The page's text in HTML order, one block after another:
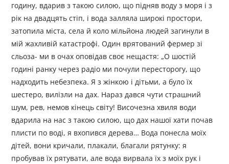
годину, вдарив з такою силою, що підняв воду з моря і з
рік на двадцять стіп, і вода залляла широкі простори,
затопила міста, села й коло мільйона людей загинули в
мій жахливій катастрофі. Один врятований фермер зі
сльоза- ми в очах оповідав своє нещастя: „О шостій
годині ранку через радіо ми почули пересторогу, що
надходить небезпека. Я з жінкою і дітьми, а було їх
шестеро, вилізли на дах. Нараз дався чути страшний
шум, рев, немов кінець світу! Височезна хвиля води
вдарила на нас з такою силою, що дах нашої хати почав
плисти по воді, я вхопився дерева… Вода понесла моїх
дітей, вони кричали, плакали, благали рятунку: я
пробував їх рятувати, але вода вирвала їх з моїх рук і